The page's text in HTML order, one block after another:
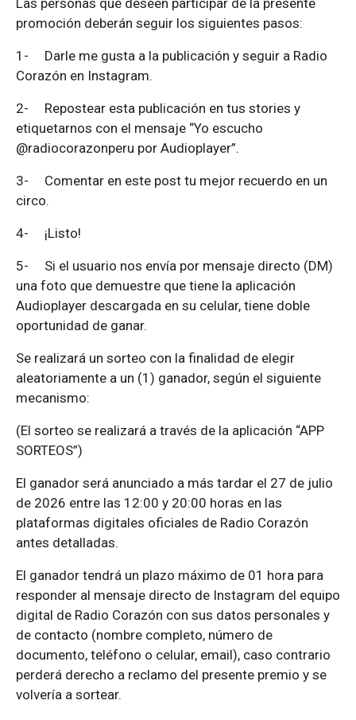
promoción deberán seguir los siguientes pasos:
1- Darle me gusta a la publicación y seguir a Radio
Corazón en Instagram.
2- Repostear esta publicación en tus stories y
etiquetarnos con el mensaje “Yo escucho
@radiocorazonperu por Audioplayer”.
3- Comentar en este post tu mejor recuerdo en un
circo.
4- ¡Listo!
5- Si el usuario nos envía por mensaje directo (DM)
una foto que demuestre que tiene la aplicación
Audioplayer descargada en su celular, tiene doble
oportunidad de ganar.
Se realizará un sorteo con la finalidad de elegir
aleatoriamente a un (1) ganador, según el siguiente
mecanismo:
(El sorteo se realizará a través de la aplicación “APP
SORTEOS”)
El ganador será anunciado a más tardar el 27 de julio
de 2026 entre las 12:00 y 20:00 horas en las
plataformas digitales oficiales de Radio Corazón
antes detalladas.
El ganador tendrá un plazo máximo de 01 hora para
responder al mensaje directo de Instagram del equipo
digital de Radio Corazón con sus datos personales y
de contacto (nombre completo, número de
documento, teléfono o celular, email), caso contrario
perderá derecho a reclamo del presente premio y se
volvería a sortear.